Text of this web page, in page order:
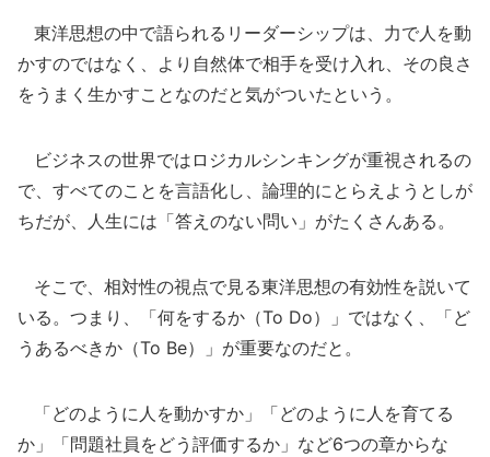
東洋思想の中で語られるリーダーシップは、力で人を動
かすのではなく、より自然体で相手を受け入れ、その良さ
をうまく生かすことなのだと気がついたという。
ビジネスの世界ではロジカルシンキングが重視されるの
で、すべてのことを言語化し、論理的にとらえようとしが
ちだが、人生には「答えのない問い」がたくさんある。
そこで、相対性の視点で見る東洋思想の有効性を説いて
いる。つまり、「何をするか（To Do）」ではなく、「ど
うあるべきか（To Be）」が重要なのだと。
「どのように人を動かすか」「どのように人を育てる
か」「問題社員をどう評価するか」など6つの章からな